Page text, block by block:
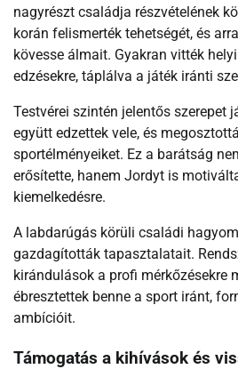
nagyrészt családja részvételének
korán felismerték tehetségét, és
kövesse álmait. Gyakran vitték
edzésekre, táplálva a játék iránti
Testvérei szintén jelentős szerepet
együtt edzettek vele, és
sportélményeiket. Ez a barátság
erősítette, hanem Jordyt is
kiemelkedésre.
A labdarúgás körüli családi
gazdagították tapasztalatait.
kirándulások a profi mérkőzésekre
ébresztettek benne a sport iránt,
ambícióit.
Támogatás a kihívások és